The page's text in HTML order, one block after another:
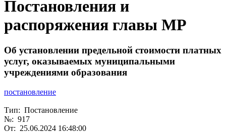
Постановления и
распоряжения главы МР
Об установлении предельной стоимости платных
услуг, оказываемых муниципальными
учреждениями образования
постановление
Тип: Постановление
№: 917
От: 25.06.2024 16:48:00